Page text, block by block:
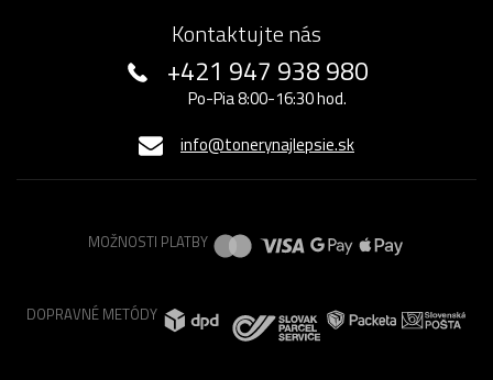
Kontaktujte nás
+421 947 938 980
Po-Pia 8:00-16:30 hod.
info@tonerynajlepsie.sk
MOŽNOSTI PLATBY
DOPRAVNÉ METÓDY